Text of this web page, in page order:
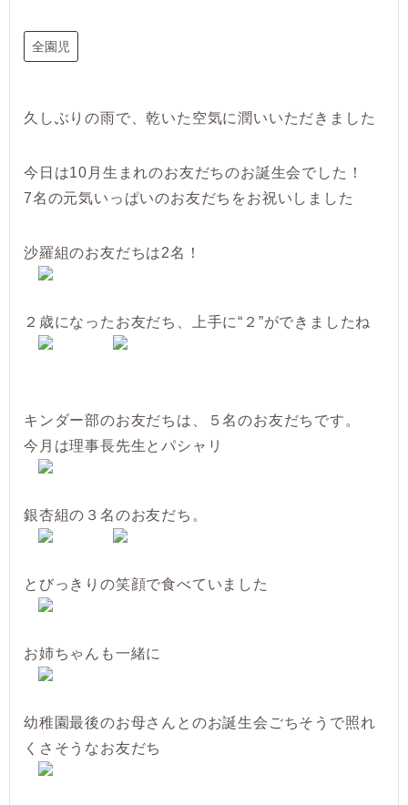
全園児
久しぶりの雨で、乾いた空気に潤いいただきました
今日は10月生まれのお友だちのお誕生会でした！
7名の元気いっぱいのお友だちをお祝いしました
沙羅組のお友だちは2名！
２歳になったお友だち、上手に“２”ができましたね
キンダー部のお友だちは、５名のお友だちです。
今月は理事長先生とパシャリ
銀杏組の３名のお友だち。
とびっきりの笑顔で食べていました
お姉ちゃんも一緒に
幼稚園最後のお母さんとのお誕生会ごちそうで照れ
くさそうなお友だち